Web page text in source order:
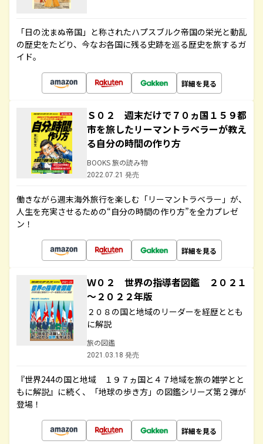
「日の沈まぬ帝国」と称されたハプスブルク帝国の栄光と動乱
の歴史をたどり、今なお各国に残る史跡を巡る歴史を旅するガ
イド。
詳細を見る
Ｓ０２ 週末だけで７０ヵ国１５９都
市を旅したリーマントラベラーが教え
る自分の時間の作り方
BOOKS 旅の読み物
2022.07.21 発売
働きながら週末海外旅行を楽しむ「リーマントラベラー」が、
人生を充実させるための“自分の時間の作り方”を全力プレゼ
ン！
詳細を見る
Ｗ０２ 世界の指導者図鑑 ２０２１
～２０２２年版
２０８の国と地域のリーダーを経歴ととも
に解説
旅の図鑑
2021.03.18 発売
『世界244の国と地域 １９７ヵ国と４７地域を旅の雑学とと
もに解説』に続く、「地球の歩き方」の図鑑シリーズ第２弾が
登場！
詳細を見る